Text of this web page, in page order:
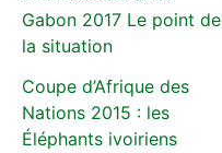
Gabon 2017 Le point de
la situation
Coupe d’Afrique des
Nations 2015 : les
Éléphants ivoiriens